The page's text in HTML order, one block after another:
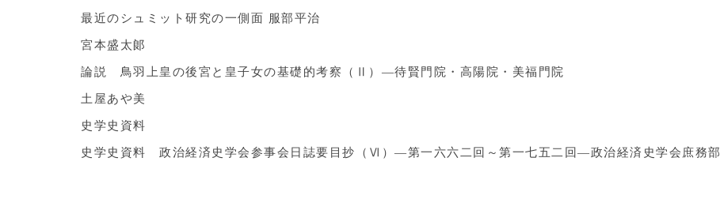
最近のシュミット研究の一側面 服部平治
宮本盛太郞
論説 鳥羽上皇の後宮と皇子女の基礎的考察（Ⅱ）―待賢門院・高陽院・美福門院
土屋あや美
史学史資料
史学史資料 政治経済史学会参事会日誌要目抄（Ⅵ）―第一六六二回～第一七五二回―政治経済史学会庶務部